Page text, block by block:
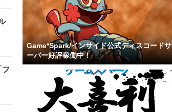
フ
Game*Spark/インサイド公式ディスコードサ
ーバー好評稼働中！